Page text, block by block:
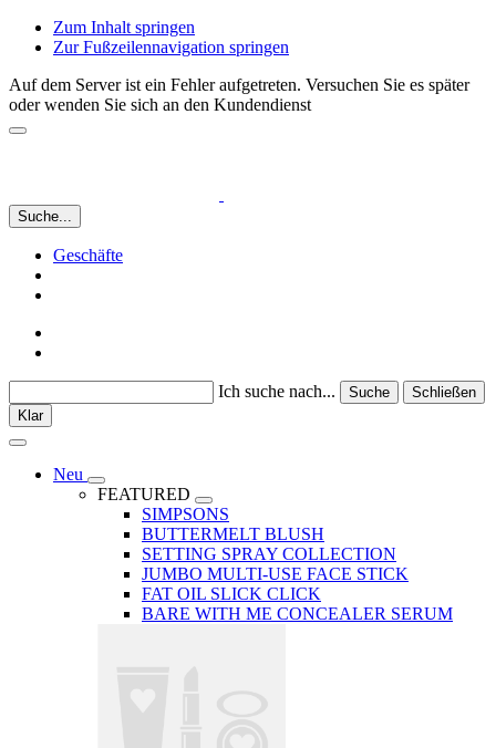
Zum Inhalt springen
Zur Fußzeilennavigation springen
Auf dem Server ist ein Fehler aufgetreten. Versuchen Sie es später
oder wenden Sie sich an den Kundendienst
Suche...
Geschäfte
Ich suche nach... Suche
Schließen
Klar
Neu
FEATURED
SIMPSONS
BUTTERMELT BLUSH
SETTING SPRAY COLLECTION
JUMBO MULTI-USE FACE STICK
FAT OIL SLICK CLICK
BARE WITH ME CONCEALER SERUM